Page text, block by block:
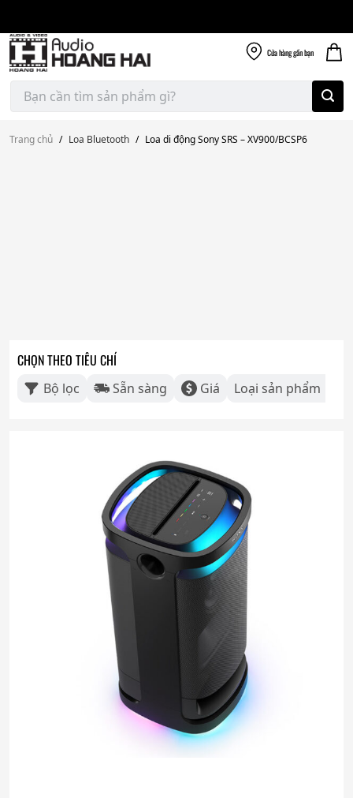
content
Cửa hànggần bạn
Tìm
kiếm:
Trang chủ / Loa Bluetooth / Loa di động Sony SRS – XV900/BCSP6
CHỌN THEO TIÊU CHÍ
Bộ lọc Sẵn sàng Giá Loại sản phẩm